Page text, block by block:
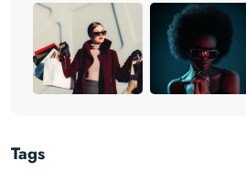
Tags